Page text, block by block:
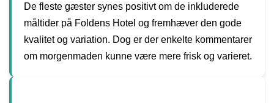
De fleste gæster synes positivt om de inkluderede
måltider på Foldens Hotel og fremhæver den gode
kvalitet og variation. Dog er der enkelte kommentarer
om morgenmaden kunne være mere frisk og varieret.